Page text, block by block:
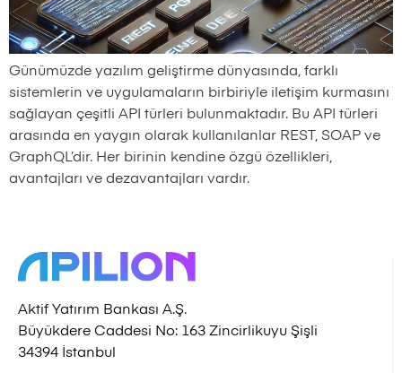
Günümüzde yazılım geliştirme dünyasında, farklı
sistemlerin ve uygulamaların birbiriyle iletişim kurmasını
sağlayan çeşitli API türleri bulunmaktadır. Bu API türleri
arasında en yaygın olarak kullanılanlar REST, SOAP ve
GraphQL’dir. Her birinin kendine özgü özellikleri,
avantajları ve dezavantajları vardır.
Aktif Yatırım Bankası A.Ş.
Büyükdere Caddesi No: 163 Zincirlikuyu Şişli
34394 İstanbul